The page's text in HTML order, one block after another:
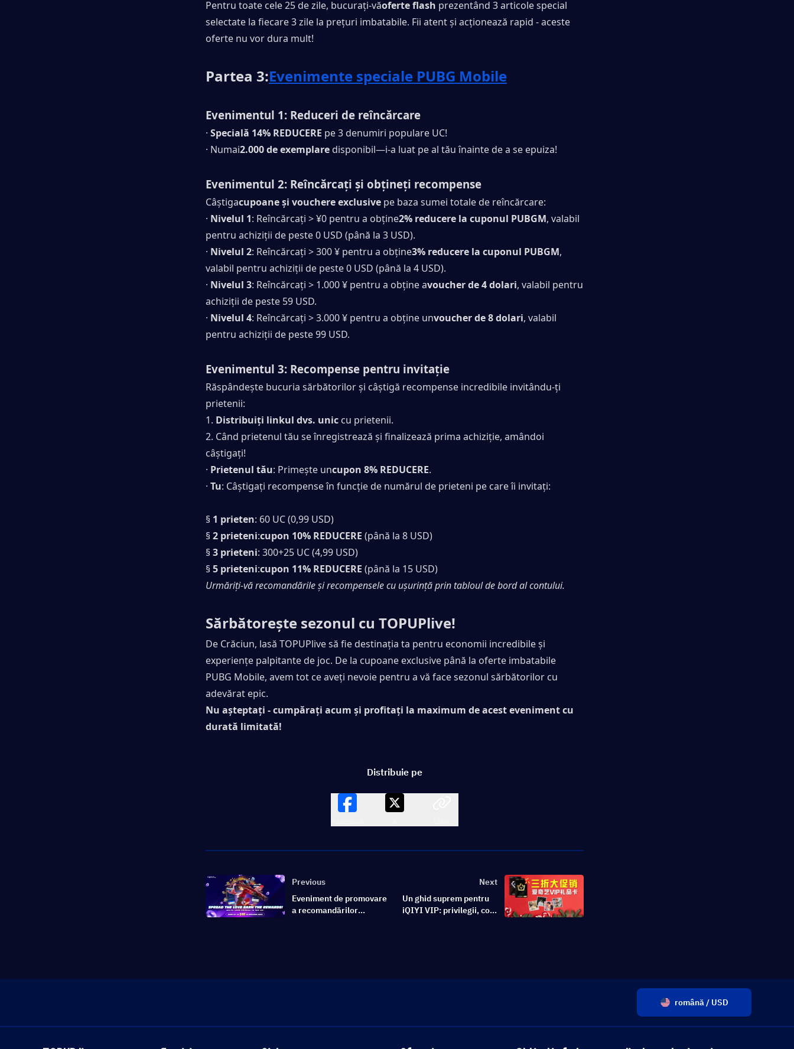
Pentru toate cele 25 de zile, bucurați-văoferte flash prezentând 3 articole special
selectate la fiecare 3 zile la prețuri imbatabile. Fii atent și acționează rapid - aceste
oferte nu vor dura mult!
Partea 3:Evenimente speciale PUBG Mobile
Evenimentul 1: Reduceri de reîncărcare
· Specială 14% REDUCERE pe 3 denumiri populare UC!
· Numai2.000 de exemplare disponibil—i-a luat pe al tău înainte de a se epuiza!
Evenimentul 2: Reîncărcați și obțineți recompense
Câştigacupoane și vouchere exclusive pe baza sumei totale de reîncărcare:
· Nivelul 1: Reîncărcați > ¥0 pentru a obține2% reducere la cuponul PUBGM, valabil
pentru achiziții de peste 0 USD (până la 3 USD).
· Nivelul 2: Reîncărcați > 300 ¥ pentru a obține3% reducere la cuponul PUBGM,
valabil pentru achiziții de peste 0 USD (până la 4 USD).
· Nivelul 3: Reîncărcați > 1.000 ¥ pentru a obține avoucher de 4 dolari, valabil pentru
achiziții de peste 59 USD.
· Nivelul 4: Reîncărcați > 3.000 ¥ pentru a obține unvoucher de 8 dolari, valabil
pentru achiziții de peste 99 USD.
Evenimentul 3: Recompense pentru invitație
Răspândește bucuria sărbătorilor și câștigă recompense incredibile invitându-ți
prietenii:
1. Distribuiți linkul dvs. unic cu prietenii.
2. Când prietenul tău se înregistrează și finalizează prima achiziție, amândoi
câștigați!
· Prietenul tău: Primește uncupon 8% REDUCERE.
· Tu: Câștigați recompense în funcție de numărul de prieteni pe care îi invitați:
§ 1 prieten: 60 UC (0,99 USD)
§ 2 prieteni:cupon 10% REDUCERE (până la 8 USD)
§ 3 prieteni: 300+25 UC (4,99 USD)
§ 5 prieteni:cupon 11% REDUCERE (până la 15 USD)
Urmăriți-vă recomandările și recompensele cu ușurință prin tabloul de bord al contului.
Sărbătorește sezonul cu TOPUPlive!
De Crăciun, lasă TOPUPlive să fie destinația ta pentru economii incredibile și
experiențe palpitante de joc. De la cupoane exclusive până la oferte imbatabile
PUBG Mobile, avem tot ce aveți nevoie pentru a vă face sezonul sărbătorilor cu
adevărat epic.
Nu așteptați - cumpărați acum și profitați la maximum de acest eveniment cu
durată limitată!
Distribuie pe
Previous
Eveniment de promovare
a recomandărilor
Next
Un ghid suprem pentru
iQIYI VIP: privilegii, cost
română / USD